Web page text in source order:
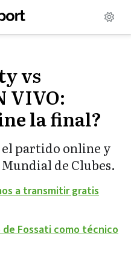
vs
VIVO:
la final?
el partido online y
de Clubes.
a transmitir gratis
Fossati como técnico